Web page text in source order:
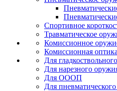
Спортивное
Травматическое
Комиссионное
Комиссионная оптика
Для
Для нарезного
Для ОООП
Для